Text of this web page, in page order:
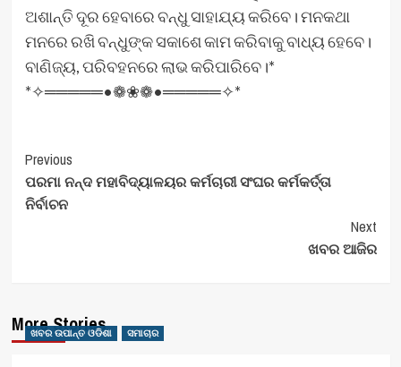
ଅଶାନ୍ତି ଦୂର ହେବାରେ ବନ୍ଧୁ ସାହାଯ୍ୟ କରିବେ। ମନକଥା
ମନରେ ରଖି ବନ୍ଧୁଙ୍କ ସକାଶେ କାମ କରିବାକୁ ବାଧ୍ୟ ହେବେ।
ବାଣିଜ୍ୟ, ପରିବହନରେ ଲାଭ କରିପାରିବେ।*
*✧═════•❁❀❁•═════✧*
Post
Navigation
Previous
ପରମା ନନ୍ଦ ମହାବିଦ୍ୟାଳୟର କର୍ମଚାରୀ ସଂଘର କର୍ମକର୍ତ୍ତା
ନିର୍ବାଚନ
Next
ଖବର ଆଜିର
More Stories
ଖବର ଉପାନ୍ତ ଓଡିଶା ସମାଚାର